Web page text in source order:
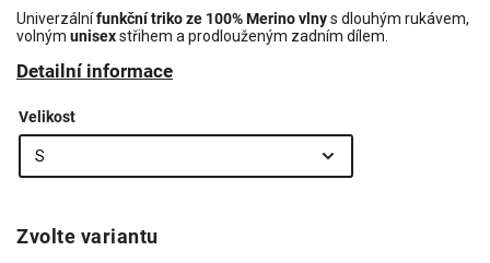
Univerzálnífunkční triko ze 100% Merinovlnys dlouhým rukávem,
volným unisexstřihem a prodlouženým zadním dílem.
Detailní informace
Velikost
Zvolte variantu